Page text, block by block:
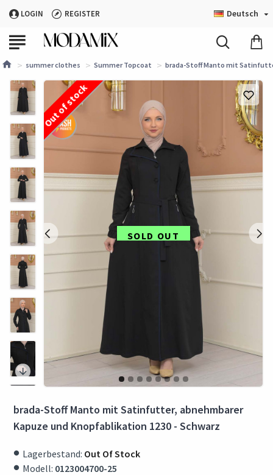
LOGIN REGISTER Deutsch
summer clothes Summer Topcoat brada-Stoff Manto mit
SOLD OUT
Out of stock
brada-Stoff Manto mit Satinfutter, abnehmbarer
Kapuze und Knopfablikation 1230 - Schwarz
Lagerbestand: Out Of Stock
Modell: 0123004700-25